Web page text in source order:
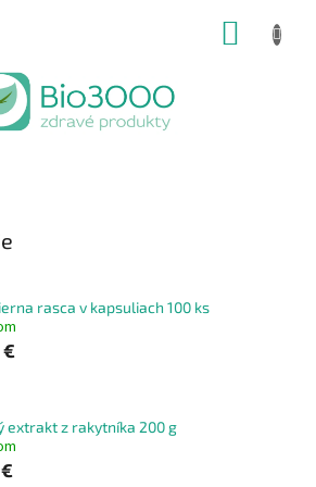
rasca v kapsuliach 100 ks
extrakt z rakytníka 200 g